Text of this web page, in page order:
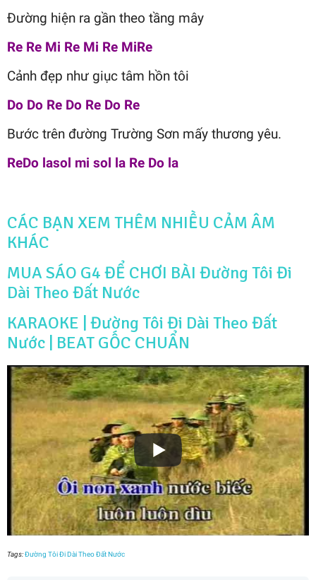
Đường hiện ra gần theo tầng mây
Re Re Mi Re Mi Re MiRe
Cảnh đẹp như giục tâm hồn tôi
Do Do Re Do Re Do Re
Bước trên đường Trường Sơn mấy thương yêu.
ReDo lasol mi sol la Re Do la
CÁC BẠN XEM THÊM NHIỀU CẢM ÂM
KHÁC
MUA SÁO G4 ĐỂ CHƠI BÀI Đường Tôi Đi
Dài Theo Đất Nước
KARAOKE | Đường Tôi Đi Dài Theo Đất
Nước | BEAT GỐC CHUẨN
Tags:Đường Tôi Đi Dài Theo Đất Nước